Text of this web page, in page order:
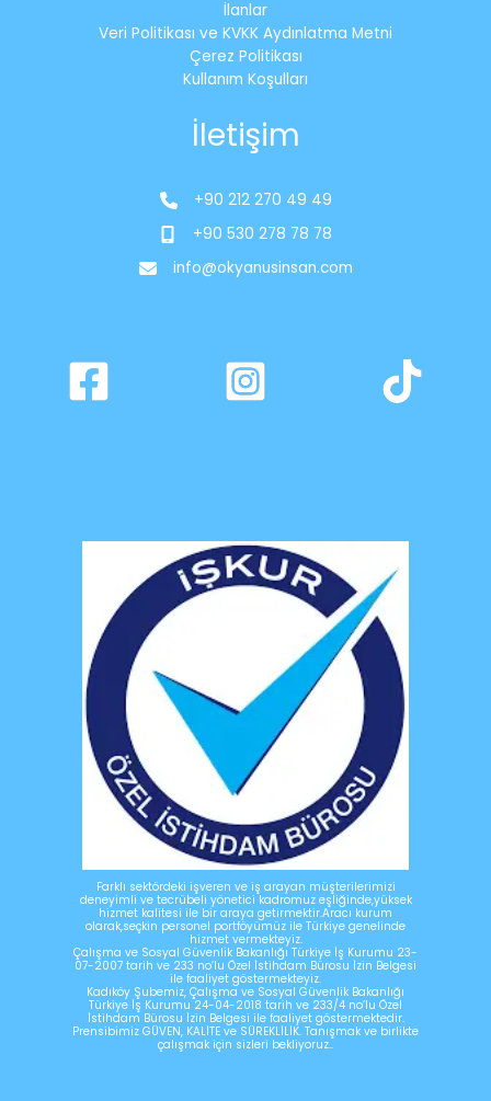
İlanlar
Veri Politikası ve KVKK Aydınlatma Metni
Çerez Politikası
Kullanım Koşulları
İletişim
+90 212 270 49 49
+90 530 278 78 78
info@okyanusinsan.com
Farklı sektördeki işveren ve iş arayan müşterilerimizi
deneyimli ve tecrübeli yönetici kadromuz eşliğinde,yüksek
hizmet kalitesi ile bir araya getirmektir.Aracı kurum
olarak,seçkin personel portföyümüz ile Türkiye genelinde
hizmet vermekteyiz.
Çalışma ve Sosyal Güvenlik Bakanlığı Türkiye İş Kurumu 23-
07-2007 tarih ve 233 no’lu Özel İstihdam Bürosu İzin Belgesi
ile faaliyet göstermekteyiz.
Kadıköy Şubemiz, Çalışma ve Sosyal Güvenlik Bakanlığı
Türkiye İş Kurumu 24-04-2018 tarih ve 233/4 no’lu Özel
İstihdam Bürosu İzin Belgesi ile faaliyet göstermektedir.
Prensibimiz GÜVEN, KALİTE ve SÜREKLİLİK. Tanışmak ve birlikte
çalışmak için sizleri bekliyoruz..